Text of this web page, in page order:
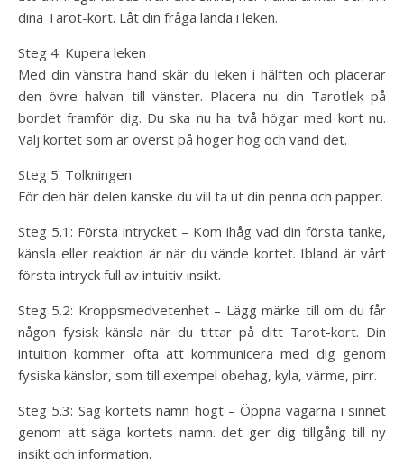
dina Tarot-kort. Låt din fråga landa i leken.
Steg 4: Kupera leken
Med din vänstra hand skär du leken i hälften och placerar
den övre halvan till vänster. Placera nu din Tarotlek på
bordet framför dig. Du ska nu ha två högar med kort nu.
Välj kortet som är överst på höger hög och vänd det.
Steg 5: Tolkningen
För den här delen kanske du vill ta ut din penna och papper.
Steg 5.1: Första intrycket – Kom ihåg vad din första tanke,
känsla eller reaktion är när du vände kortet. Ibland är vårt
första intryck full av intuitiv insikt.
Steg 5.2: Kroppsmedvetenhet – Lägg märke till om du får
någon fysisk känsla när du tittar på ditt Tarot-kort. Din
intuition kommer ofta att kommunicera med dig genom
fysiska känslor, som till exempel obehag, kyla, värme, pirr.
Steg 5.3: Säg kortets namn högt – Öppna vägarna i sinnet
genom att säga kortets namn. det ger dig tillgång till ny
insikt och information.